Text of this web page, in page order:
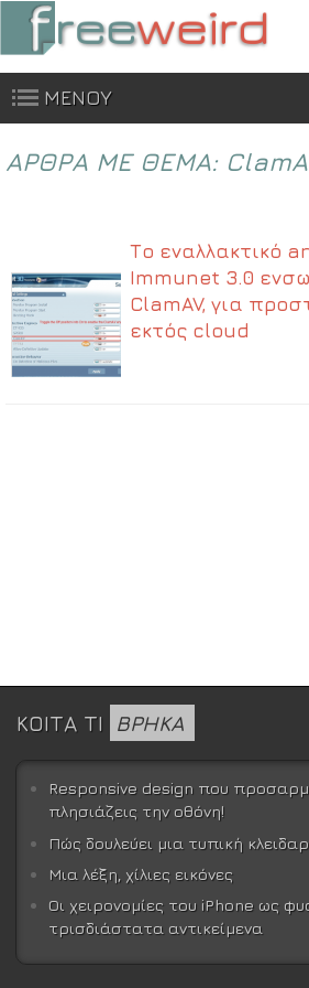
ΜΕΝΟΥ
Skip to content
ΑΡΘΡΑ ΜΕ ΘΕΜΑ:
Το εναλλακτικό
Immunet 3.0
ClamAV, για
εκτός cloud
ΚΟΙΤΑ ΤΙ ΒΡΗΚΑ
Responsive design που
πλησιάζεις την οθόνη!
Πώς δουλεύει μια τυπική
Μια λέξη, χίλιες εικόνες
Οι χειρονομίες του iPhone ως
τρισδιάστατα αντικείμενα